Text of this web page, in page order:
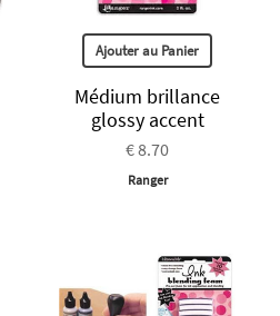
Ajouter au Panier
Médium brillance
glossy accent
€ 8.70
Ranger